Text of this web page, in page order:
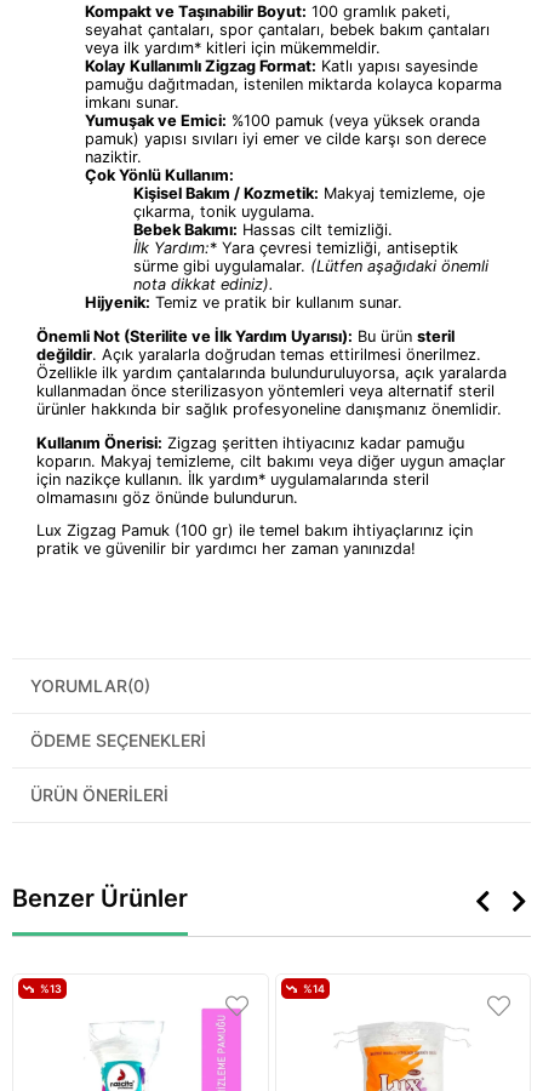
Kompakt ve Taşınabilir Boyut: 100 gramlık paketi,
seyahat çantaları, spor çantaları, bebek bakım çantaları
veya ilk yardım* kitleri için mükemmeldir.
Kolay Kullanımlı Zigzag Format: Katlı yapısı sayesinde
pamuğu dağıtmadan, istenilen miktarda kolayca koparma
imkanı sunar.
Yumuşak ve Emici: %100 pamuk (veya yüksek oranda
pamuk) yapısı sıvıları iyi emer ve cilde karşı son derece
naziktir.
Çok Yönlü Kullanım:
Kişisel Bakım / Kozmetik: Makyaj temizleme, oje
çıkarma, tonik uygulama.
Bebek Bakımı: Hassas cilt temizliği.
İlk Yardım:* Yara çevresi temizliği, antiseptik
sürme gibi uygulamalar. (Lütfen aşağıdaki önemli
nota dikkat ediniz).
Hijyenik: Temiz ve pratik bir kullanım sunar.
Önemli Not (Sterilite ve İlk Yardım Uyarısı): Bu ürün steril
değildir. Açık yaralarla doğrudan temas ettirilmesi önerilmez.
Özellikle ilk yardım çantalarında bulunduruluyorsa, açık yaralarda
kullanmadan önce sterilizasyon yöntemleri veya alternatif steril
ürünler hakkında bir sağlık profesyoneline danışmanız önemlidir.
Kullanım Önerisi: Zigzag şeritten ihtiyacınız kadar pamuğu
koparın. Makyaj temizleme, cilt bakımı veya diğer uygun amaçlar
için nazikçe kullanın. İlk yardım* uygulamalarında steril
olmamasını göz önünde bulundurun.
Lux Zigzag Pamuk (100 gr) ile temel bakım ihtiyaçlarınız için
pratik ve güvenilir bir yardımcı her zaman yanınızda!
YORUMLAR(0)
ÖDEME SEÇENEKLERI
ÜRÜN ÖNERILERI
Benzer Ürünler
%13 %14